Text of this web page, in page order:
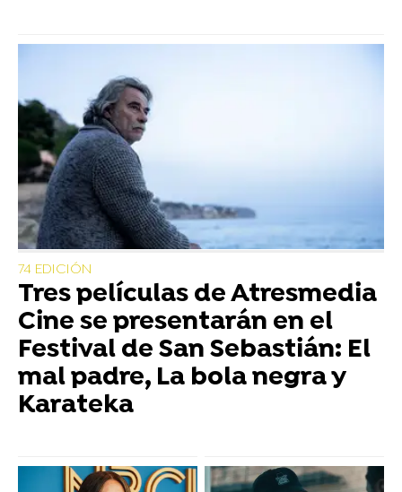
74 EDICIÓN
Tres películas de Atresmedia
Cine se presentarán en el
Festival de San Sebastián: El
mal padre, La bola negra y
Karateka